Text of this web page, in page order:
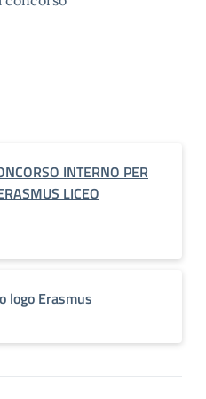
INTERNO PER
LICEO
logo Erasmus